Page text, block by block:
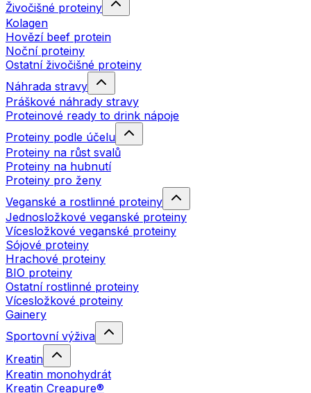
Živočišné proteiny
Kolagen
Hovězí beef protein
Noční proteiny
Ostatní živočišné proteiny
Náhrada stravy
Práškové náhrady stravy
Proteinové ready to drink nápoje
Proteiny podle účelu
Proteiny na růst svalů
Proteiny na hubnutí
Proteiny pro ženy
Veganské a rostlinné proteiny
Jednosložkové veganské proteiny
Vícesložkové veganské proteiny
Sójové proteiny
Hrachové proteiny
BIO proteiny
Ostatní rostlinné proteiny
Vícesložkové proteiny
Gainery
Sportovní výživa
Kreatin
Kreatin monohydrát
Kreatin Creapure®